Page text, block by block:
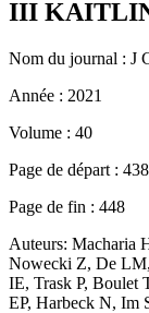
III
Nom du journal : J
Année : 2021
Volume : 40
Page de départ : 438
Page de fin : 448
Auteurs: Macharia
Nowecki Z, De
IE, Trask P, Boulet
EP, Harbeck N, Im